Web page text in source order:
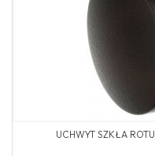
UCHWYT SZKŁA